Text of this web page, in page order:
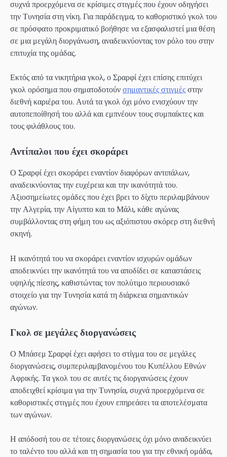
συχνά προερχόμενα σε κρίσιμες στιγμές που έχουν οδηγήσει
την Τυνησία στη νίκη. Για παράδειγμα, το καθοριστικό γκολ του
σε πρόσφατο προκριματικό βοήθησε να εξασφαλιστεί μια θέση
σε μια μεγάλη διοργάνωση, αναδεικνύοντας τον ρόλο του στην
επιτυχία της ομάδας.
Εκτός από τα νικητήρια γκολ, ο Σραρφί έχει επίσης επιτύχει
γκολ ορόσημα που σηματοδοτούνσημαντικές στιγμέςστην
διεθνή καριέρα του. Αυτά τα γκολ όχι μόνο ενισχύουν την
αυτοπεποίθησή του αλλά και εμπνέουν τους συμπαίκτες και
τους φιλάθλους του.
Αντίπαλοι που έχει σκοράρει
Ο Σραρφί έχει σκοράρει εναντίον διαφόρων αντιπάλων,
αναδεικνύοντας την ευχέρεια και την ικανότητά του.
Αξιοσημείωτες ομάδες που έχει βρει το δίχτυ περιλαμβάνουν
την Αλγερία, την Αίγυπτο και το Μάλι, κάθε αγώνας
συμβάλλοντας στη φήμη του ως αξιόπιστου σκόρερ στη διεθνή
σκηνή.
Η ικανότητά του να σκοράρει εναντίον ισχυρών ομάδων
αποδεικνύει την ικανότητά του να αποδίδει σε καταστάσεις
υψηλής πίεσης, καθιστώντας τον πολύτιμο περιουσιακό
στοιχείο για την Τυνησία κατά τη διάρκεια σημαντικών
αγώνων.
Γκολ σε μεγάλες διοργανώσεις
Ο Μπάσεμ Σραρφί έχει αφήσει το στίγμα του σε μεγάλες
διοργανώσεις, συμπεριλαμβανομένου του Κυπέλλου Εθνών
Αφρικής. Τα γκολ του σε αυτές τις διοργανώσεις έχουν
αποδειχθεί κρίσιμα για την Τυνησία, συχνά προερχόμενα σε
καθοριστικές στιγμές που έχουν επηρεάσει τα αποτελέσματα
των αγώνων.
Η απόδοσή του σε τέτοιες διοργανώσεις όχι μόνο αναδεικνύει
το ταλέντο του αλλά και τη σημασία του για την εθνική ομάδα,